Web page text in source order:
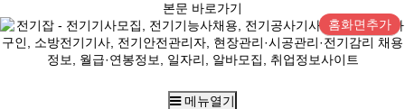
본문 바로가기
홈화면추가
메뉴열기